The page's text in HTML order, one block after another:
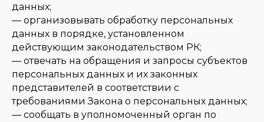
данных;
— организовывать обработку персональных
данных в порядке, установленном
действующим законодательством РК;
— отвечать на обращения и запросы субъектов
персональных данных и их законных
представителей в соответствии с
требованиями Закона о персональных данных;
— сообщать в уполномоченный орган по